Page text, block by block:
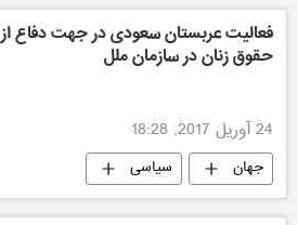
فعالیت عربستان سعودی در جهت دفاع از
حقوق زنان در سازمان ملل
24 آوریل 2017, 18:28
جهان سیاسی